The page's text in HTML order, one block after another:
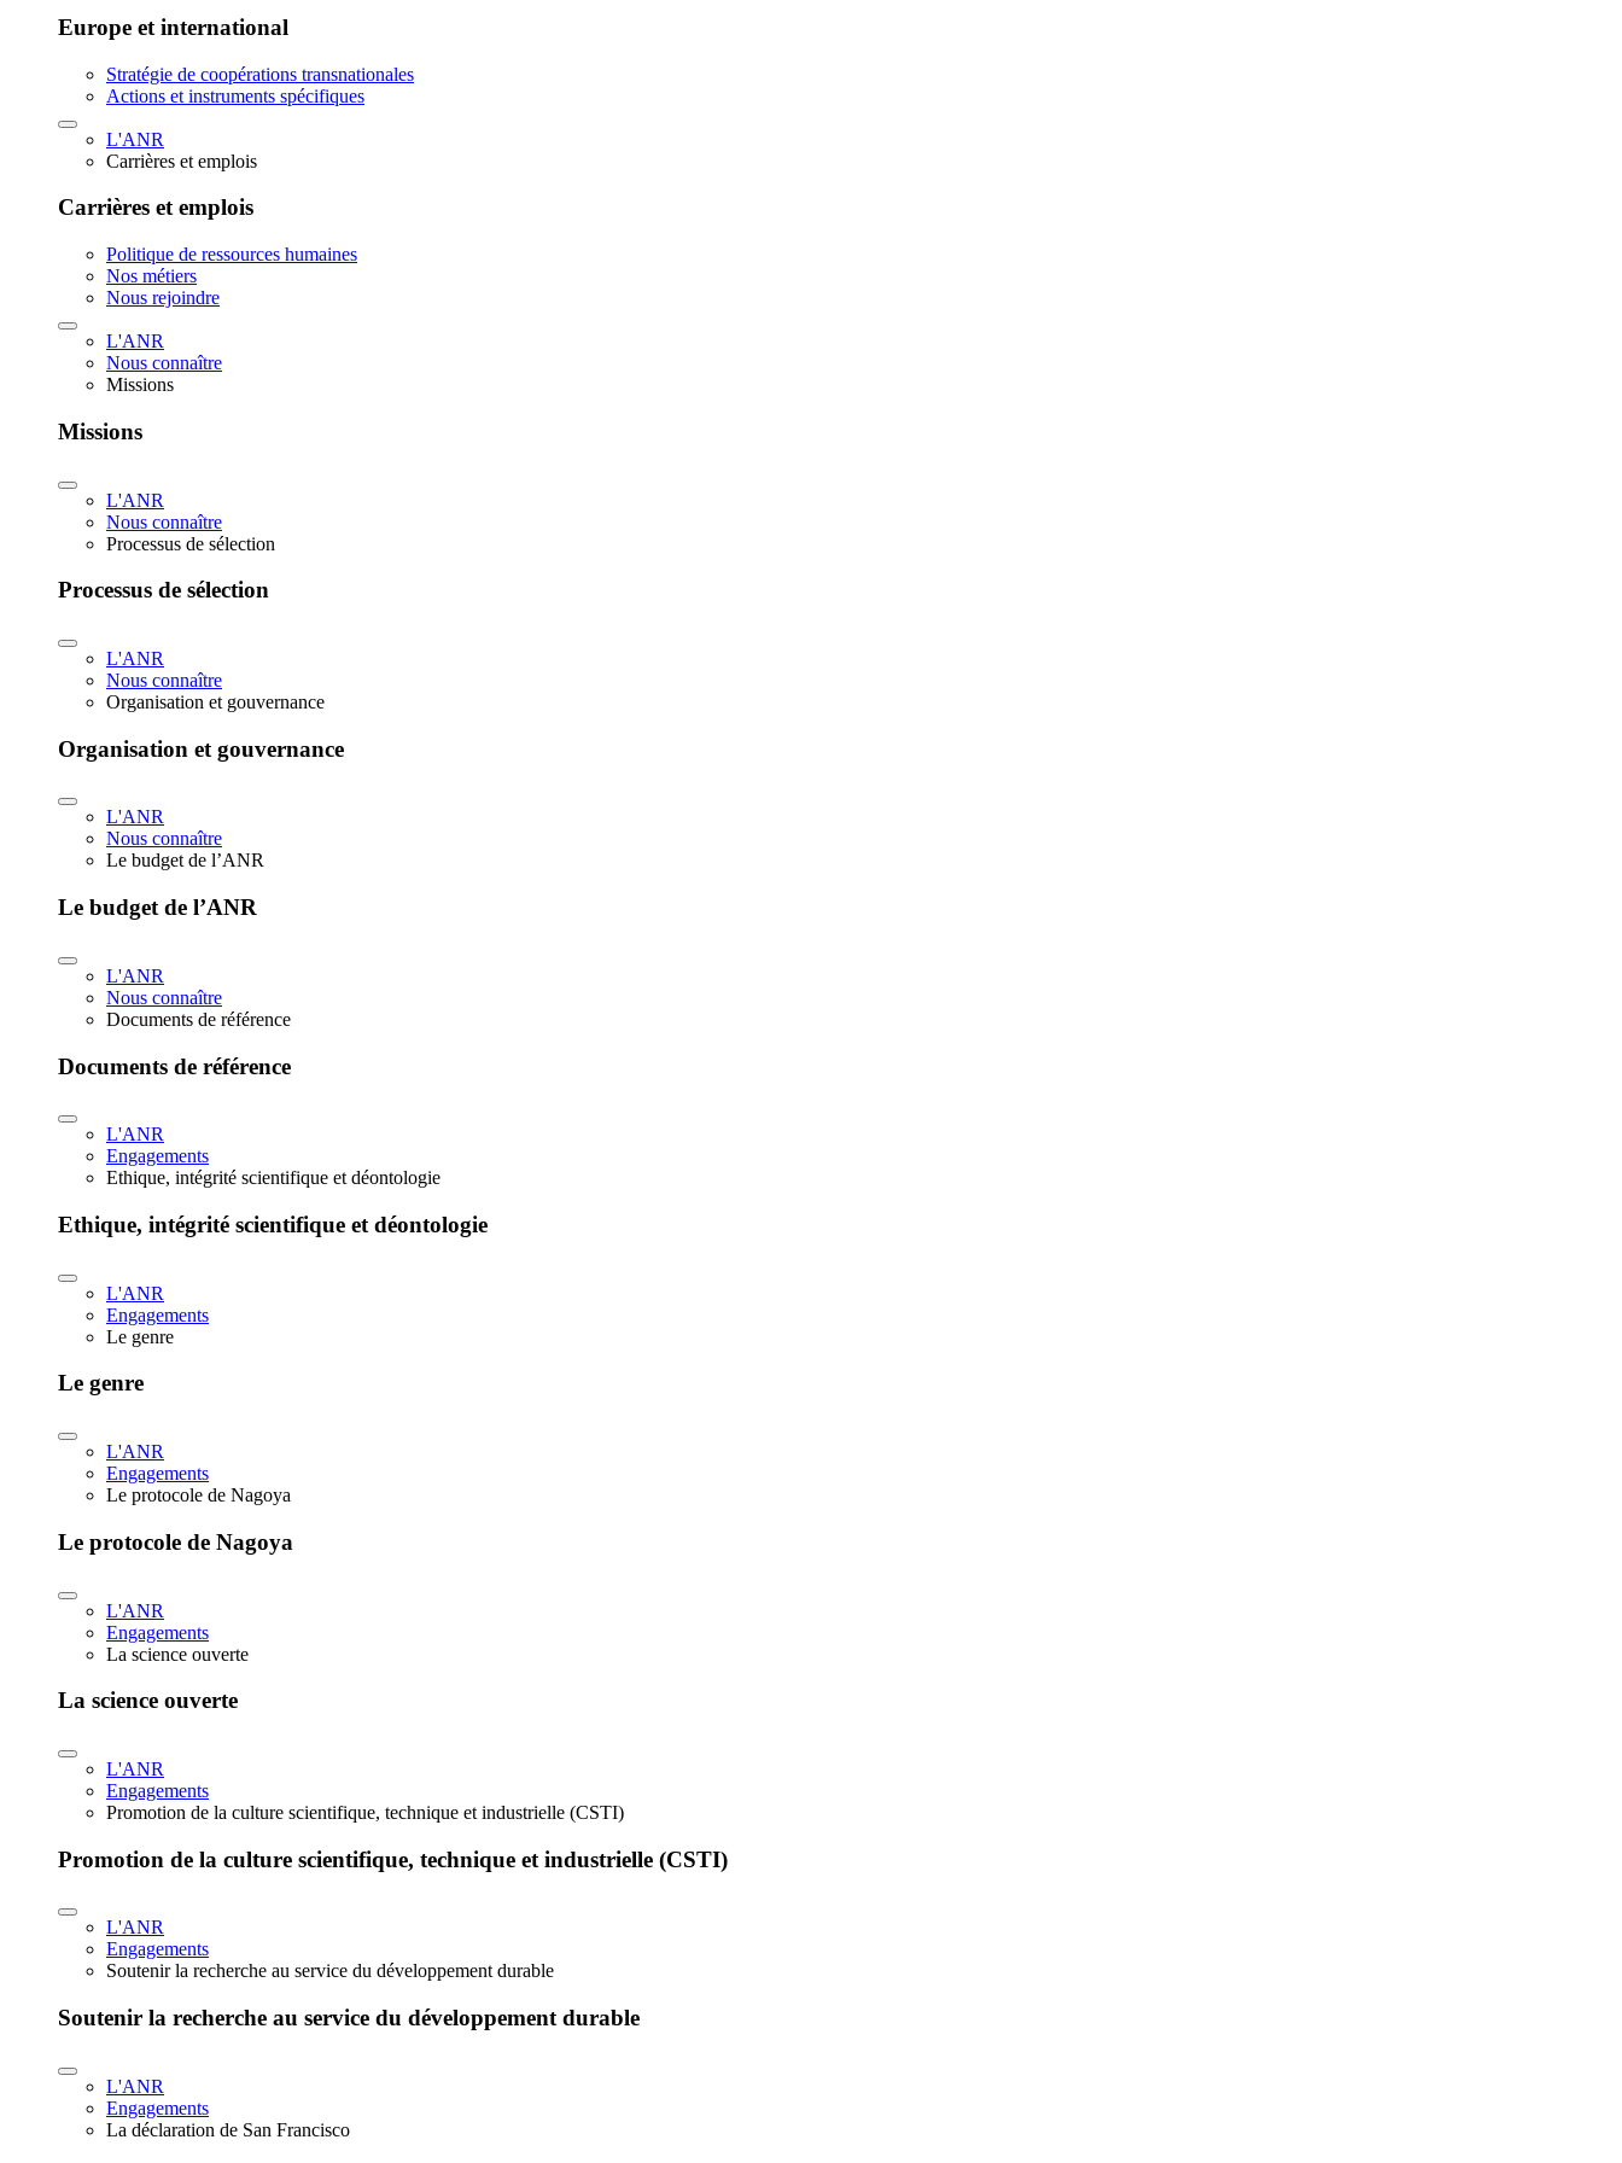
Europe et international
Stratégie de coopérations transnationales
Actions et instruments spécifiques
L'ANR
Carrières et emplois
Carrières et emplois
Politique de ressources humaines
Nos métiers
Nous rejoindre
L'ANR
Nous connaître
Missions
Missions
L'ANR
Nous connaître
Processus de sélection
Processus de sélection
L'ANR
Nous connaître
Organisation et gouvernance
Organisation et gouvernance
L'ANR
Nous connaître
Le budget de l’ANR
Le budget de l’ANR
L'ANR
Nous connaître
Documents de référence
Documents de référence
L'ANR
Engagements
Ethique, intégrité scientifique et déontologie
Ethique, intégrité scientifique et déontologie
L'ANR
Engagements
Le genre
Le genre
L'ANR
Engagements
Le protocole de Nagoya
Le protocole de Nagoya
L'ANR
Engagements
La science ouverte
La science ouverte
L'ANR
Engagements
Promotion de la culture scientifique, technique et industrielle (CSTI)
Promotion de la culture scientifique, technique et industrielle (CSTI)
L'ANR
Engagements
Soutenir la recherche au service du développement durable
Soutenir la recherche au service du développement durable
L'ANR
Engagements
La déclaration de San Francisco